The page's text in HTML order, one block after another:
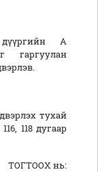
А
гаргуулан
тухай
118 дугаар
ТОГТООХ нь: